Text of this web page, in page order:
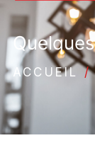
ACCUEIL